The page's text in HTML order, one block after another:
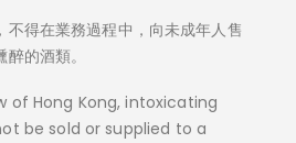
不得在業務過程中，向未成年人售
的酒類。
of Hong Kong, intoxicating
be sold or supplied to a